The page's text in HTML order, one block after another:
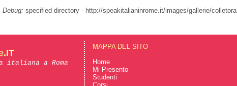
Debug: specified directory - http://speakitalianinrome.it/images/gallerie/colletora
.IT
italiana a Roma
MAPPA DEL SITO
Home
Mi Presento
Studenti